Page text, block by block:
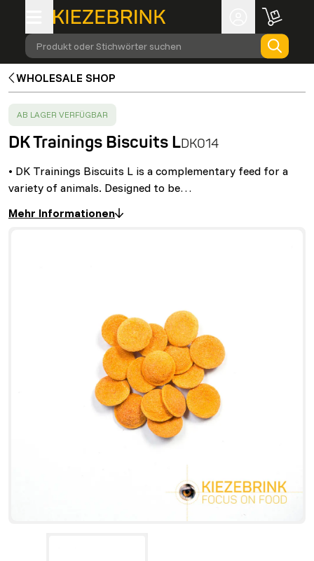
Produkt oder Stichwörter suchen
WHOLESALE SHOP
SUCCESS:
AB LAGER VERFÜGBAR
DK Trainings Biscuits LDK014
• DK Trainings Biscuits L is a complementary feed for a
variety of animals. Designed to be…
Mehr Informationen